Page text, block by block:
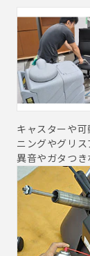
キャスターや
ニングやグリス
異音やガタつき